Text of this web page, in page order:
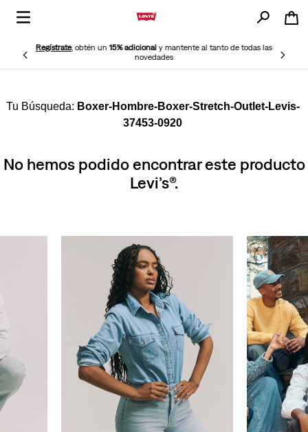
Regístrate, obtén un15% adicionaly mantente al tanto de todas las
novedades
Boxer-Hombre-Boxer-Stretch-Outlet-Levis-
37453-0920
No hemos podido encontrar este producto
Levi’s®.